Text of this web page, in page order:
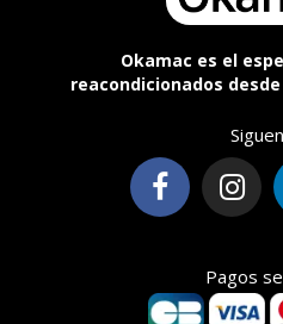
Okamac es el
reacondicionados
Pagos